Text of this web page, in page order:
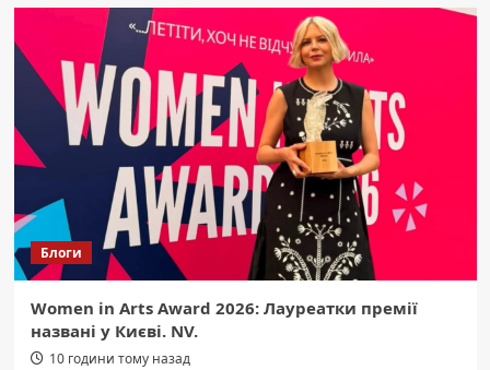
Блоги
Women in Arts Award 2026: Лауреатки премії
названі у Києві. NV.
10 години тому назад